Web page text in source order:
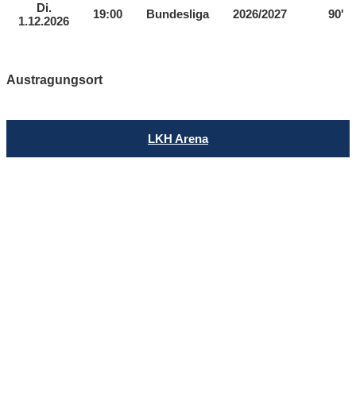
Di.
1.12.2026
19:00 Bundesliga 2026/2027 90'
Austragungsort
LKH Arena